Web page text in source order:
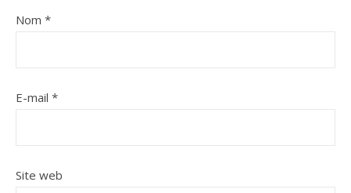
Nom *
E-mail *
Site web